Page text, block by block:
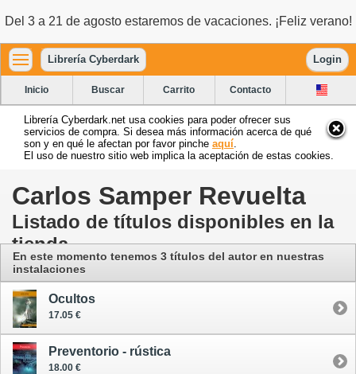
Del 3 a 21 de agosto estaremos de vacaciones. ¡Feliz verano!
Librería Cyberdark Login
Inicio Buscar Carrito Contacto
Librería Cyberdark.net usa cookies para poder ofrecer sus
servicios de compra. Si desea más información acerca de qué
son y en qué le afectan por favor pinche aquí
El uso de nuestro sitio web implica la aceptación de estas cookies.
Carlos Samper Revuelta
Listado de títulos disponibles en la
tienda
En este momento tenemos 3 títulos del autoren nuestras
instalaciones
Ocultos
17.05 €
Preventorio - rústica
18.00 €